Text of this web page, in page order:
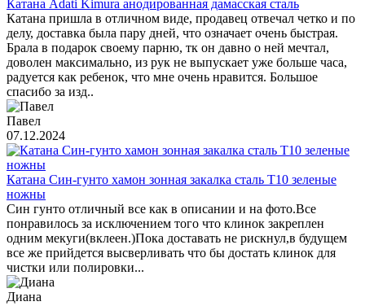
Катана Adati Kimura анодированная дамасская сталь
Катана пришла в отличном виде, продавец отвечал четко и по
делу, доставка была пару дней, что означает очень быстрая.
Брала в подарок своему парню, тк он давно о ней мечтал,
доволен максимально, из рук не выпускает уже больше часа,
радуется как ребенок, что мне очень нравится. Большое
спасибо за изд..
Павел
07.12.2024
Катана Син-гунто хамон зонная закалка сталь T10 зеленые
ножны
Син гунто отличный все как в описании и на фото.Все
понравилось за исключением того что клинок закреплен
одним мекуги(вклеен.)Пока доставать не рискнул,в будущем
все же прийдется высверливать что бы достать клинок для
чистки или полировки...
Диана